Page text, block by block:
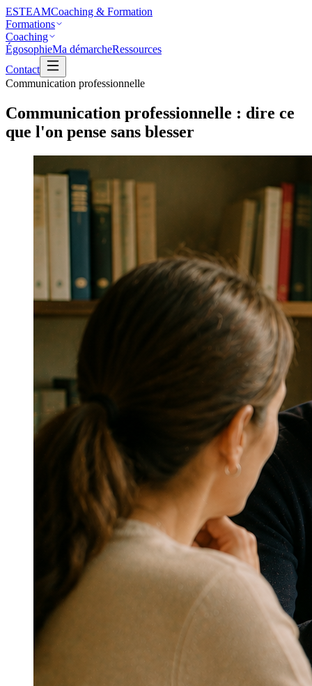
ESTEAMCoaching & Formation
Formations
Coaching
ÉgosophieMa démarcheRessources
Contact
Communication professionnelle
Communication professionnelle : dire ce
que l'on pense sans blesser